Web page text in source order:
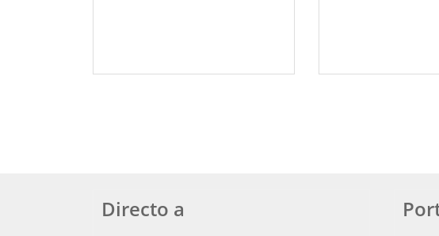
Directo a